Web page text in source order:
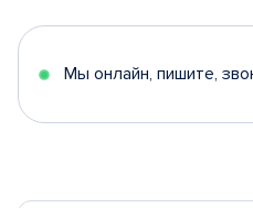
5
Мы онлайн, пишите,